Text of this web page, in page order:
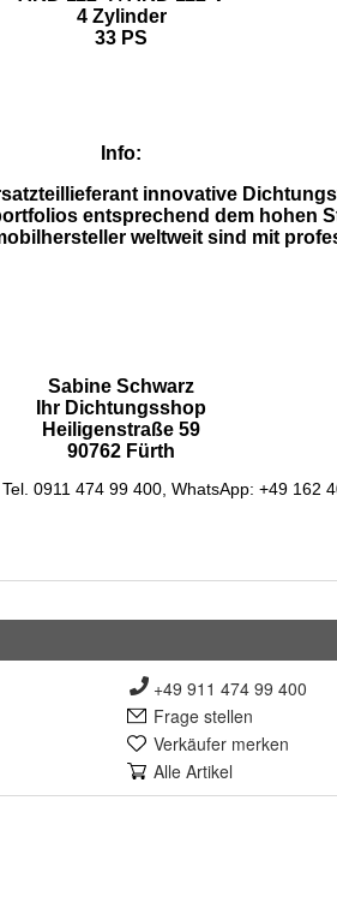
+49 911 474 99 400
Frage stellen
Verkäufer merken
Alle Artikel